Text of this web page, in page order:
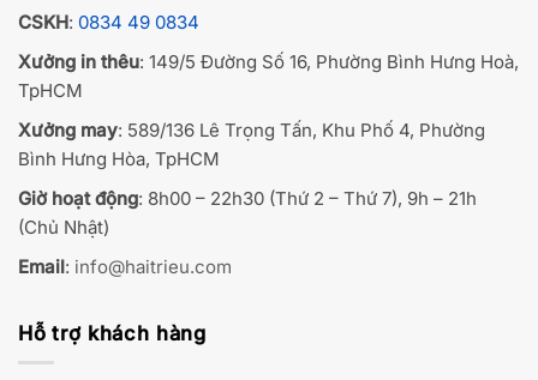
CSKH: 0834 49 0834
Xưởng in thêu: 149/5 Đường Số 16, Phường Bình Hưng Hoà,
TpHCM
Xưởng may: 589/136 Lê Trọng Tấn, Khu Phố 4, Phường
Bình Hưng Hòa, TpHCM
Giờ hoạt động: 8h00 – 22h30 (Thứ 2 – Thứ 7), 9h – 21h
(Chủ Nhật)
Email: info@haitrieu.com
Hỗ trợ khách hàng